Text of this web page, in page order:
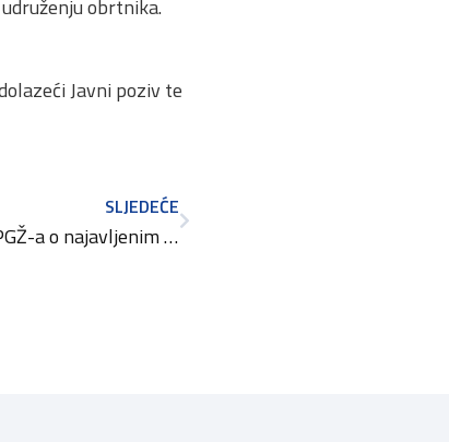
obrtnika.
Javni poziv te
SLJEDEĆE
Anketa za paušalne obrtnike PGŽ-a o najavljenim antiinflacijskim mjerama